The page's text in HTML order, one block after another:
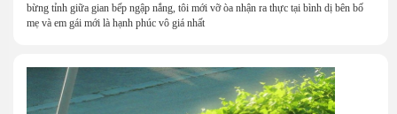
bừng tỉnh giữa gian bếp ngập nắng, tôi mới vỡ òa nhận ra thực tại bình dị bên bố
mẹ và em gái mới là hạnh phúc vô giá nhất